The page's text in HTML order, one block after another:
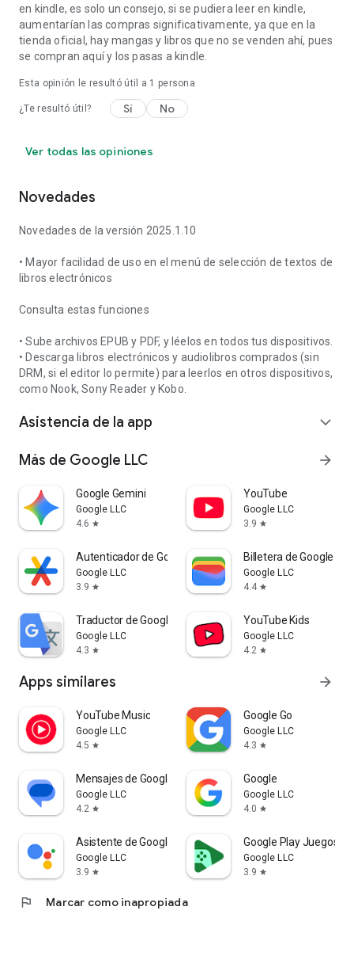
en kindle, es solo un consejo, si se pudiera leer en kindle,
aumentarían las compras significativamente, ya que en la
tienda oficial, hay mangas y libros que no se venden ahí, pues
se compran aquí y los pasas a kindle.
Esta opinión le resultó útil a 1 persona
¿Te resultó útil? Sí No
Ver todas las opiniones
Novedades
Novedades de la versión 2025.1.10
• Mayor facilidad de uso en el menú de selección de textos de
libros electrónicos
Consulta estas funciones
• Sube archivos EPUB y PDF, y léelos en todos tus dispositivos.
• Descarga libros electrónicos y audiolibros comprados (sin
DRM, si el editor lo permite) para leerlos en otros dispositivos,
como Nook, Sony Reader y Kobo.
Asistencia de la app expand_more
Más de Google LLC arrow_forward
Google Gemini
Google LLC
4.6 star
YouTube
Google LLC
3.9 star
Autenticador de Google
Google LLC
3.9 star
Billetera de Google
Google LLC
4.4 star
Traductor de Google
Google LLC
4.3 star
YouTube Kids
Google LLC
4.2 star
Apps similares arrow_forward
YouTube Music
Google LLC
4.5 star
Google Go
Google LLC
4.3 star
Mensajes de Google
Google LLC
4.2 star
Google
Google LLC
4.0 star
Asistente de Google
Google LLC
3.9 star
Google Play Juegos
Google LLC
3.9 star
flag Marcar como inapropiada